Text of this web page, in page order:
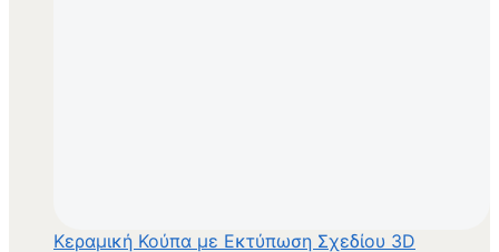
Κεραμική Κούπα με Εκτύπωση Σχεδίου 3D